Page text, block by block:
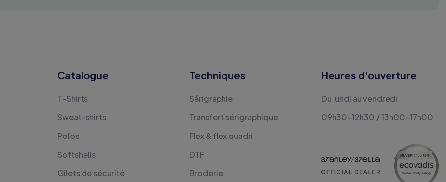
Catalogue
T-Shirts
Sweat-shirts
Polos
Softshells
Gilets de sécurité
Techniques
Sérigraphie
Transfert sérigraphique
Flex & flex quadri
DTF
Broderie
Heures d'ouverture
Du lundi au vendredi
09h30-12h30 / 13h00-17h00